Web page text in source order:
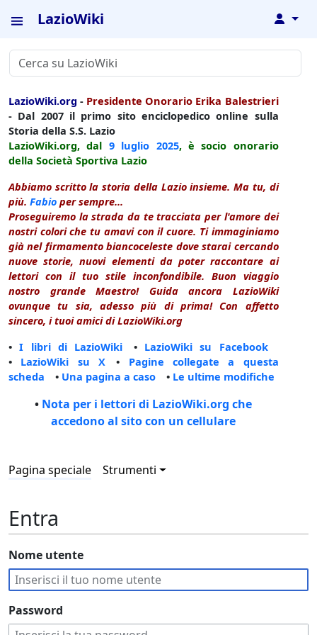
LazioWiki ↓
LazioWiki.org - Presidente Onorario Erika Balestrieri
- Dal 2007 il primo sito enciclopedico online sulla
Storia della S.S. Lazio
LazioWiki.org, dal 9 luglio 2025, è socio onorario
della Società Sportiva Lazio
Abbiamo scritto la storia della Lazio insieme. Ma tu, di
più. Fabio per sempre...
Proseguiremo la strada da te tracciata per l'amore dei
nostri colori che tu amavi con il cuore. Ti immaginiamo
già nel firmamento biancoceleste dove starai cercando
nuove storie, nuovi elementi da poter raccontare ai
lettori con il tuo stile inconfondibile. Buon viaggio
nostro grande Maestro! Guida ancora LazioWiki
ovunque tu sia, adesso più di prima! Con affetto
sincero, i tuoi amici di LazioWiki.org
•I libri di LazioWiki • LazioWiki su Facebook
• LazioWiki su X • Pagine collegate a questa
scheda • Una pagina a caso • Le ultime modifiche
• Nota per i lettori di LazioWiki.org che
accedono al sito con un cellulare
Pagina speciale Strumenti
Entra
Nome utente
Password